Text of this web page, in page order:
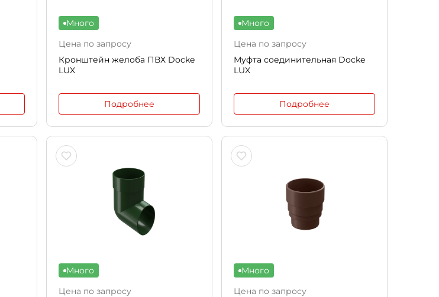
Много
Цена по запросу
Кронштейн желоба ПВХ Docke
LUX
Подробнее
Много
Цена по запросу
Муфта соединительная Docke
LUX
Подробнее
Много
Цена по запросу
Много
Цена по запросу